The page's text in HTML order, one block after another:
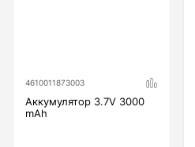
4610011873003
Аккумулятор 3.7V 3000
mAh